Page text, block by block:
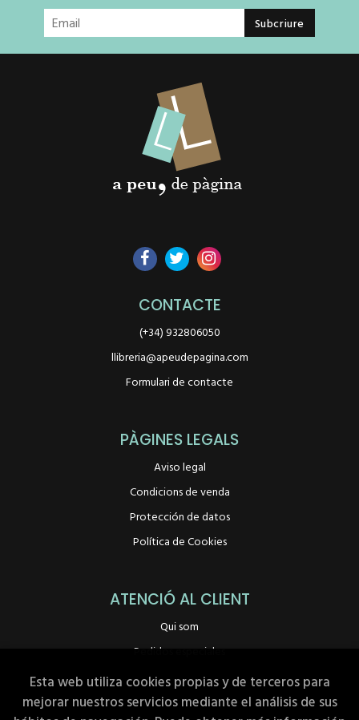
CONTACTE
(+34) 932806050
llibreria@apeudepagina.com
Formulari de contacte
PÀGINES LEGALS
Aviso legal
Condicions de venda
Protección de datos
Política de Cookies
ATENCIÓ AL CLIENT
Qui som
Pedidos especiales
Esta web utiliza cookies propias y de terceros para
mejorar nuestros servicios mediante el análisis de sus